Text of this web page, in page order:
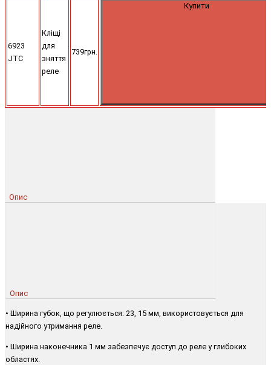
6923
JTC
Кліщі
для
зняття
реле
739грн.
Купити
Опис
Опис
• Ширина губок, що регулюється: 23, 15 мм, використовується для
надійного утримання реле.
• Ширина наконечника 1 мм забезпечує доступ до реле у глибоких
областях.